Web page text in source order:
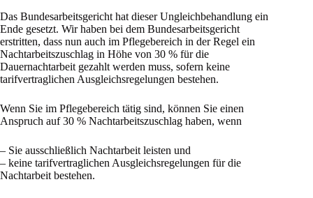
Das Bundesarbeitsgericht hat dieser Ungleichbehandlung ein
Ende gesetzt. Wir haben bei dem Bundesarbeitsgericht
erstritten, dass nun auch im Pflegebereich in der Regel ein
Nachtarbeitszuschlag in Höhe von 30 % für die
Dauernachtarbeit gezahlt werden muss, sofern keine
tarifvertraglichen Ausgleichsregelungen bestehen.
Wenn Sie im Pflegebereich tätig sind, können Sie einen
Anspruch auf 30 % Nachtarbeitszuschlag haben, wenn
– Sie ausschließlich Nachtarbeit leisten und
– keine tarifvertraglichen Ausgleichsregelungen für die
Nachtarbeit bestehen.